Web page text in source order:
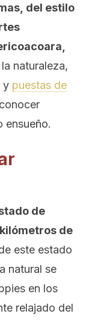
del estilo
naturaleza,
y puestas de
ensueño.
de
de
este estado
natural se
en los
relajado del